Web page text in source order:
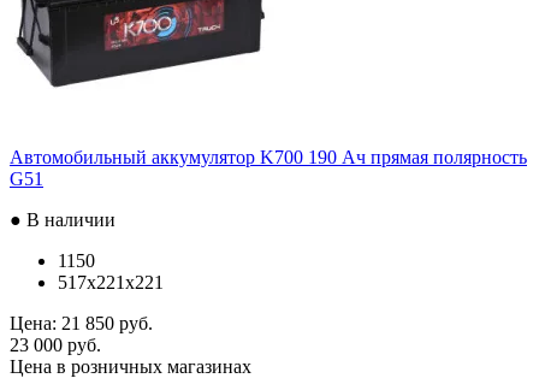
Автомобильный аккумулятор K700 190 Ач прямая полярность
G51
● В наличии
1150
517x221x221
Цена: 21 850 руб.
23 000 руб.
Цена в розничных магазинах